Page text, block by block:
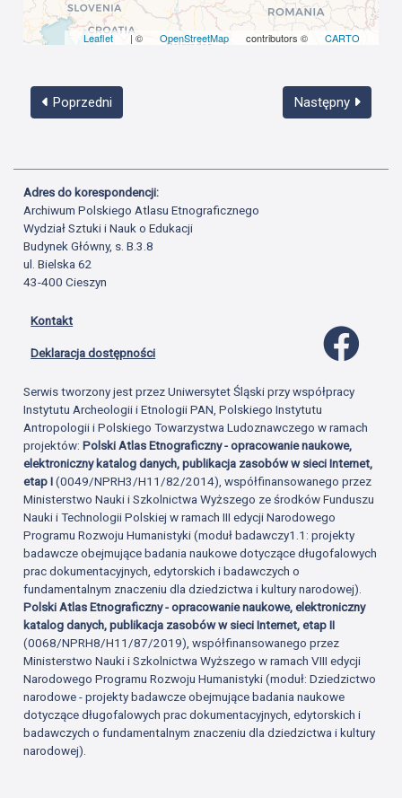
Leaflet | © OpenStreetMap contributors © CARTO
Poprzedni Następny
Adres do korespondencji:
Archiwum Polskiego Atlasu Etnograficznego
Wydział Sztuki i Nauk o Edukacji
Budynek Główny, s. B.3.8
ul. Bielska 62
43-400 Cieszyn
Kontakt
Deklaracja dostępności
Serwis tworzony jest przez Uniwersytet Śląski przy współpracy
Instytutu Archeologii i Etnologii PAN, Polskiego Instytutu
Antropologii i Polskiego Towarzystwa Ludoznawczego w ramach
projektów:Polski Atlas Etnograficzny - opracowanie naukowe,
elektroniczny katalog danych, publikacja zasobów w sieci Internet,
etap I(0049/NPRH3/H11/82/2014), współfinansowanego przez
Ministerstwo Nauki i Szkolnictwa Wyższego ze środków Funduszu
Nauki i Technologii Polskiej w ramach III edycji Narodowego
Programu Rozwoju Humanistyki (moduł badawczy1.1: projekty
badawcze obejmujące badania naukowe dotyczące długofalowych
prac dokumentacyjnych, edytorskich i badawczych o
fundamentalnym znaczeniu dla dziedzictwa i kultury narodowej).
Polski Atlas Etnograficzny - opracowanie naukowe, elektroniczny
katalog danych, publikacja zasobów w sieci Internet, etap II
(0068/NPRH8/H11/87/2019), współfinansowanego przez
Ministerstwo Nauki i Szkolnictwa Wyższego w ramach VIII edycji
Narodowego Programu Rozwoju Humanistyki (moduł: Dziedzictwo
narodowe - projekty badawcze obejmujące badania naukowe
dotyczące długofalowych prac dokumentacyjnych, edytorskich i
badawczych o fundamentalnym znaczeniu dla dziedzictwa i kultury
narodowej).